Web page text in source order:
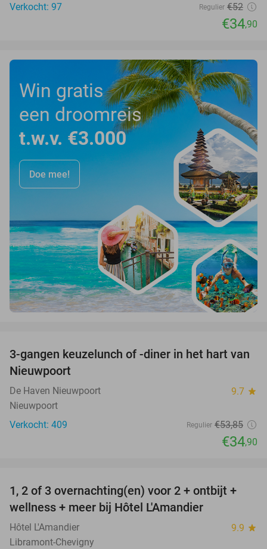
Verkocht: 97 Regulier €52
€34,90
Win gratis
een droomreis
t.w.v. €3.000
Doe mee!
35%
3-gangen keuzelunch of -diner in het hart van
Nieuwpoort
De Haven Nieuwpoort 9.7 star
Nieuwpoort
Verkocht: 409
Regulier €53,85
€34,90
32%
TODAY
1, 2 of 3 overnachting(en) voor 2 + ontbijt +
wellness + meer bij Hôtel L'Amandier
Hôtel L'Amandier 9.9 star
Libramont-Chevigny